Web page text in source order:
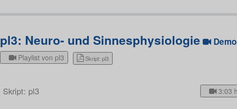
pl3: Neuro- und Sinnesphysiologie Demo
Playlist von pl3 Skript: pl3
Skript: pl3 3:03 h